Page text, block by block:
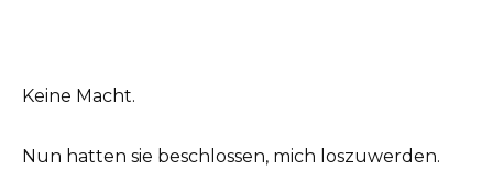
Keine Macht.
Nun hatten sie beschlossen, mich loszuwerden.